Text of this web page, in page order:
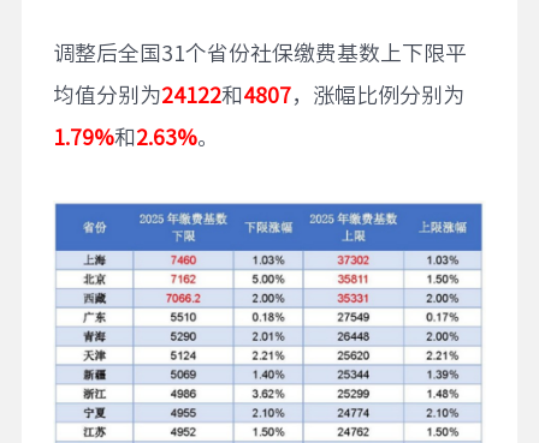
调整后全国31个省份社保缴费基数上下限平
均值分别为24122和4807，涨幅比例分别为
1.79%和2.63%。